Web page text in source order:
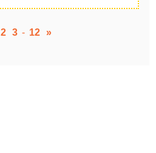
2 3 - 12 »